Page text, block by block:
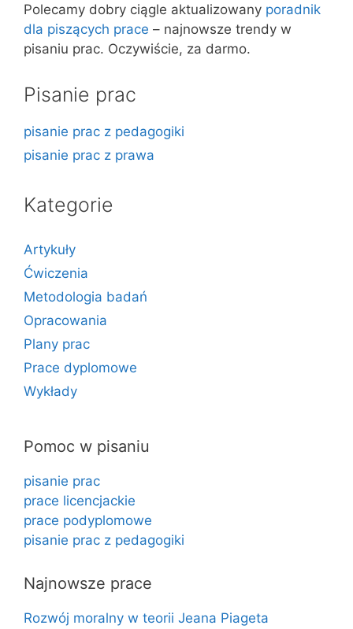
Polecamy dobry ciągle aktualizowany poradnik
dla piszących prace – najnowsze trendy w
pisaniu prac. Oczywiście, za darmo.
Pisanie prac
pisanie prac z pedagogiki
pisanie prac z prawa
Kategorie
Artykuły
Ćwiczenia
Metodologia badań
Opracowania
Plany prac
Prace dyplomowe
Wykłady
Pomoc w pisaniu
pisanie prac
prace licencjackie
prace podyplomowe
pisanie prac z pedagogiki
Najnowsze prace
Rozwój moralny w teorii Jeana Piageta